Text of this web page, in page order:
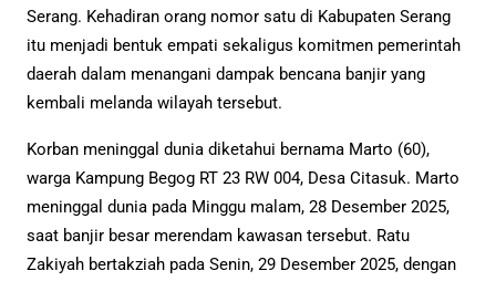
Serang. Kehadiran orang nomor satu di Kabupaten Serang
itu menjadi bentuk empati sekaligus komitmen pemerintah
daerah dalam menangani dampak bencana banjir yang
kembali melanda wilayah tersebut.
Korban meninggal dunia diketahui bernama Marto (60),
warga Kampung Begog RT 23 RW 004, Desa Citasuk. Marto
meninggal dunia pada Minggu malam, 28 Desember 2025,
saat banjir besar merendam kawasan tersebut. Ratu
Zakiyah bertakziah pada Senin, 29 Desember 2025, dengan